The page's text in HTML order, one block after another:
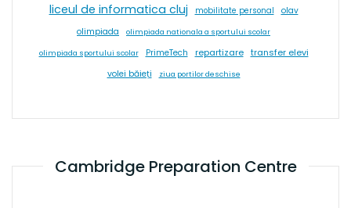
liceul de informatica cluj mobilitate personal
olav
olimpiada
olimpiada nationala a sportului scolar
olimpiada sportului scolar PrimeTech repartizare transfer elevi
volei băieți ziua portilor deschise
Cambridge Preparation Centre